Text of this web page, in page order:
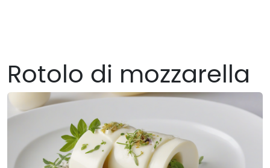
Rotolo di mozzarella